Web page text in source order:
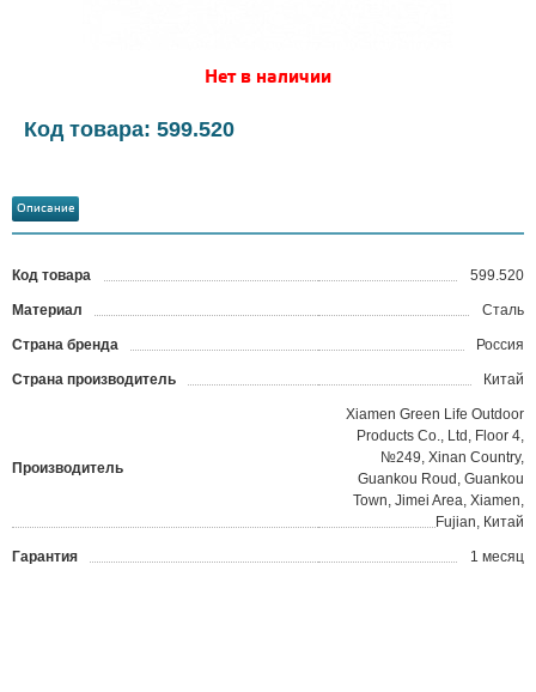
Нет в наличии
Код товара: 599.520
Описание
Код товара 599.520
Материал Сталь
Страна бренда Россия
Страна производитель Китай
Производитель
Xiamen Green Life Outdoor
Products Co., Ltd, Floor 4,
№249, Xinan Country,
Guankou Roud, Guankou
Town, Jimei Area, Xiamen,
Fujian, Китай
Гарантия 1 месяц